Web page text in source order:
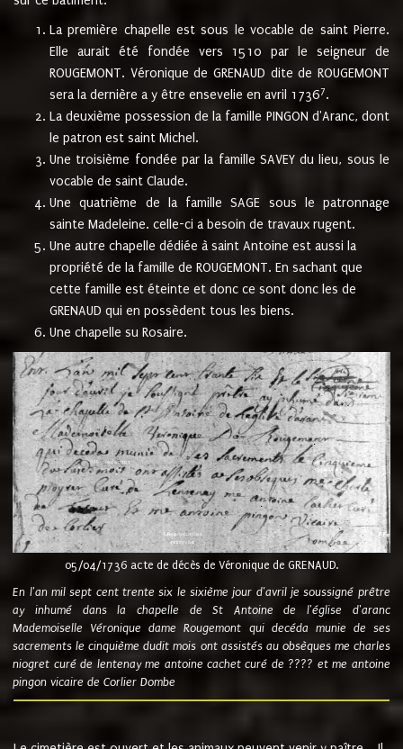
La première chapelle est sous le vocable de saint Pierre.
Elle aurait été fondée vers 1510 par le seigneur de
ROUGEMONT. Véronique de GRENAUD dite de ROUGEMONT
sera la dernière a y être ensevelie en avril 17367.
La deuxième possession de la famille PINGON d'Aranc, dont
le patron est saint Michel.
Une troisième fondée par la famille SAVEY du lieu, sous le
vocable de saint Claude.
Une quatrième de la famille SAGE sous le patronnage
sainte Madeleine. celle-ci a besoin de travaux rugent.
Une autre chapelle dédiée à saint Antoine est aussi la
propriété de la famille de ROUGEMONT. En sachant que
cette famille est éteinte et donc ce sont donc les de
GRENAUD qui en possèdent tous les biens.
Une chapelle su Rosaire.
05/04/1736 acte de décès de Véronique de GRENAUD.
En l'an mil sept cent trente six le sixième jour d'avril je soussigné prêtre
ay inhumé dans la chapelle de St Antoine de l'église d'aranc
Mademoiselle Véronique dame Rougemont qui decéda munie de ses
sacrements le cinquième dudit mois ont assistés au obsèques me charles
niogret curé de lentenay me antoine cachet curé de ???? et me antoine
pingon vicaire de Corlier Dombe